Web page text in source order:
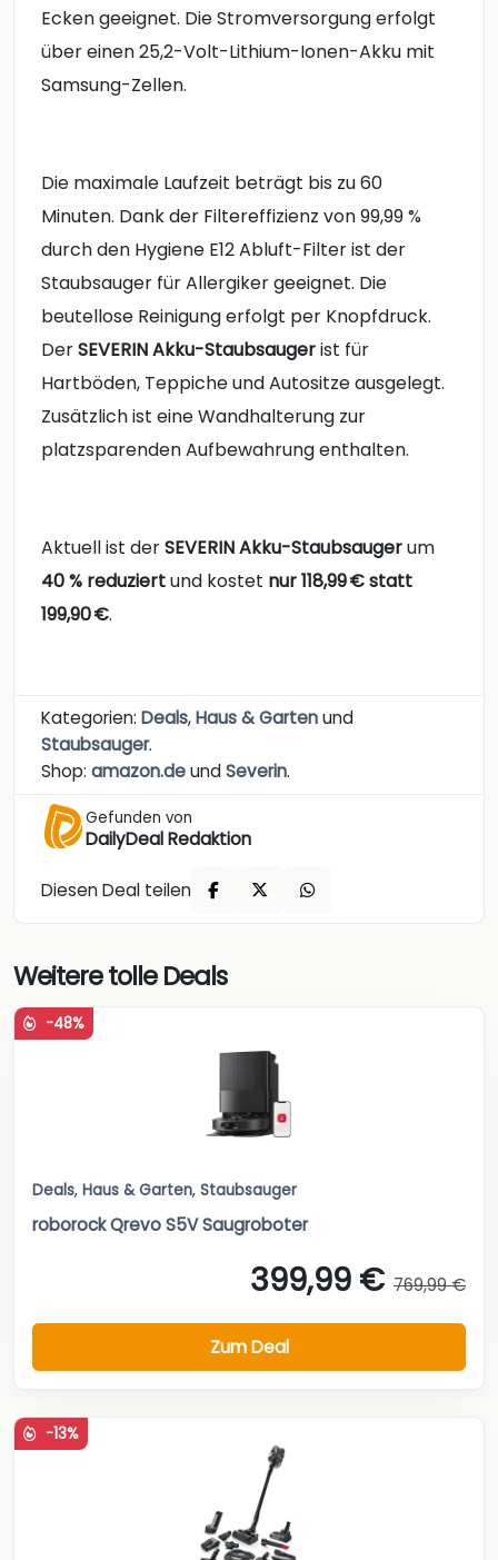
Ecken geeignet. Die Stromversorgung erfolgt
über einen 25,2-Volt-Lithium-Ionen-Akku mit
Samsung-Zellen.
Die maximale Laufzeit beträgt bis zu 60
Minuten. Dank der Filtereffizienz von 99,99 %
durch den Hygiene E12 Abluft-Filter ist der
Staubsauger für Allergiker geeignet. Die
beutellose Reinigung erfolgt per Knopfdruck.
DerSEVERIN Akku-Staubsaugerist für
Hartböden, Teppiche und Autositze ausgelegt.
Zusätzlich ist eine Wandhalterung zur
platzsparenden Aufbewahrung enthalten.
Aktuell ist derSEVERIN Akku-Staubsaugerum
40 % reduziertund kostet nur 118,99 € statt
199,90 €.
Kategorien: Deals,Haus & Gartenund
Staubsauger.
Shop: amazon.deundSeverin.
Gefunden von
DailyDeal Redaktion
Diesen Deal teilen
Weitere tolle Deals
-48%
Deals, Haus & Garten, Staubsauger
roborock Qrevo S5V Saugroboter
399,99 € 769,99 €
Zum Deal
-13%